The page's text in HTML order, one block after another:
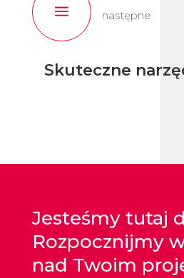
a następne
Skuteczne
Jesteśmy tutaj
Rozpocznijmy
nad Twoim